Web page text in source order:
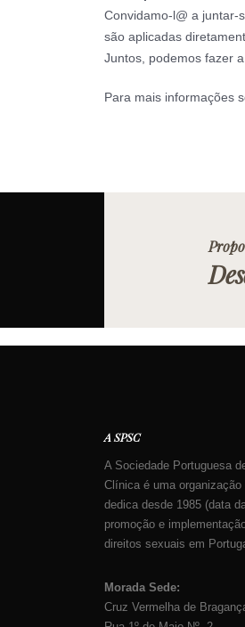
Convidamo-l@ a juntar-
são aplicadas
Juntos, podemos fazer
Para mais informações
A SPSC
A Sociedade Portuguesa
Clínica é uma
dedica desde 1985 (data
promoção e
direitos sexuais em
Morada Sede:
Cruz Vermelha de